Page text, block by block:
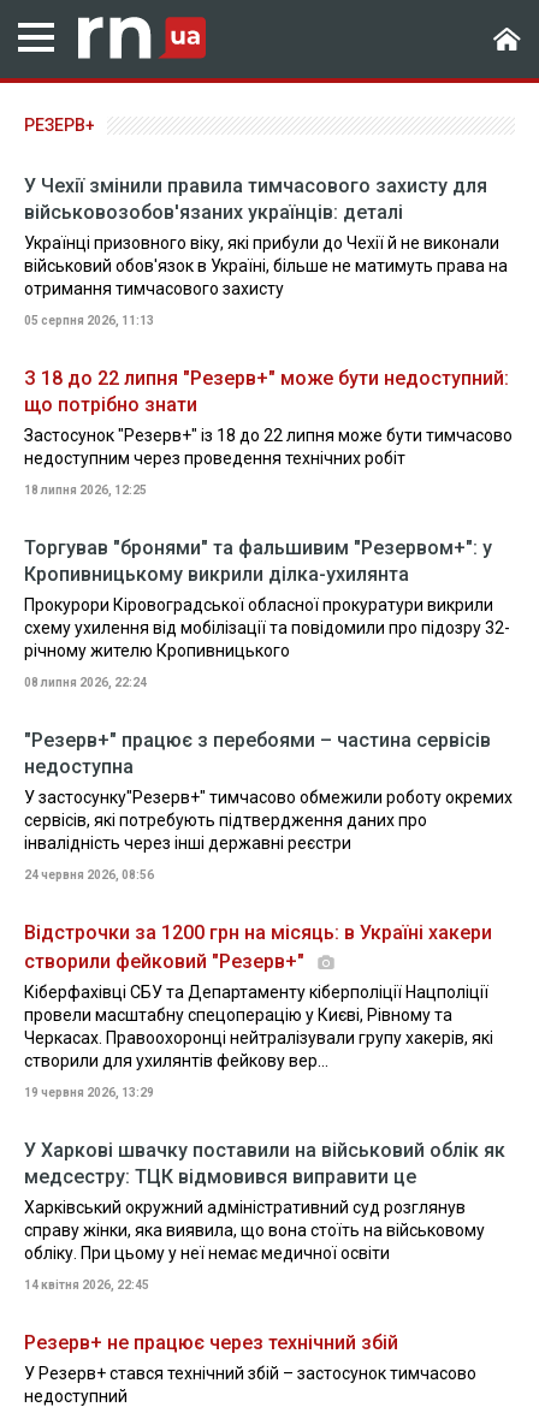
РЕЗЕРВ+
У Чехії змінили правила тимчасового захисту для
військовозобов'язаних українців: деталі
Українці призовного віку, які прибули до Чехії й не виконали
військовий обов'язок в Україні, більше не матимуть права на
отримання тимчасового захисту
05 серпня 2026, 11:13
З 18 до 22 липня "Резерв+" може бути недоступний:
що потрібно знати
Застосунок "Резерв+" із 18 до 22 липня може бути тимчасово
недоступним через проведення технічних робіт
18 липня 2026, 12:25
Торгував "бронями" та фальшивим "Резервом+": у
Кропивницькому викрили ділка-ухилянта
Прокурори Кіровоградської обласної прокуратури викрили
схему ухилення від мобілізації та повідомили про підозру 32-
річному жителю Кропивницького
08 липня 2026, 22:24
"Резерв+" працює з перебоями – частина сервісів
недоступна
У застосунку"Резерв+" тимчасово обмежили роботу окремих
сервісів, які потребують підтвердження даних про
інвалідність через інші державні реєстри
24 червня 2026, 08:56
Відстрочки за 1200 грн на місяць: в Україні хакери
створили фейковий "Резерв+"
Кіберфахівці СБУ та Департаменту кіберполіції Нацполіції
провели масштабну спецоперацію у Києві, Рівному та
Черкасах. Правоохоронці нейтралізували групу хакерів, які
створили для ухилянтів фейкову вер...
19 червня 2026, 13:29
У Харкові швачку поставили на військовий облік як
медсестру: ТЦК відмовився виправити це
Харківський окружний адміністративний суд розглянув
справу жінки, яка виявила, що вона стоїть на військовому
обліку. При цьому у неї немає медичної освіти
14 квітня 2026, 22:45
Резерв+ не працює через технічний збій
У Резерв+ стався технічний збій – застосунок тимчасово
недоступний